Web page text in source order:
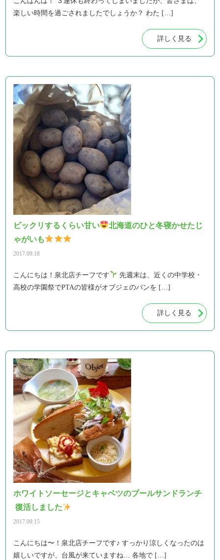
楽しい時間を過ごされましたでしょうか？ わた […]
詳しく見る
ビックリするくらい甘い
北海道のひと冬寝かせたじ
ゃがいも
2017.09.18
こんにちは！泉北店チーフです
先週末は、近くの中学校・
高校の学園祭でPTAの皆様がオブジェのパンを […]
詳しく見る
ホワイトソーセージとキャベツのブールサンドランチ
復活しました
2017.09.15
こんにちは〜！泉北店チーフです♪ すっかり涼しくなったのは
嬉しいですが、台風が来ていますね… 各地で […]